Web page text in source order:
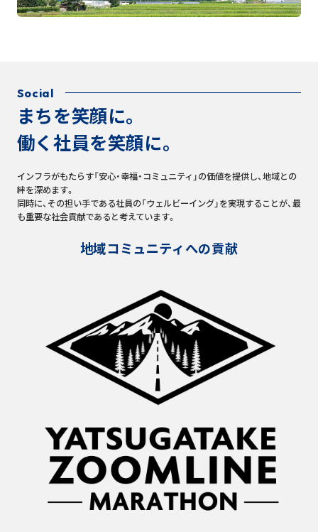
Social
まちを笑顔に。
働く社員を笑顔に。
インフラがもたらす「安心・幸福・コミュニティ」の価値を提供し、地域との
絆を深めます。
同時に、その担い手である社員の「ウェルビーイング」を実現することが、最
も重要な社会貢献であると考えています。
地域コミュニティへの貢献